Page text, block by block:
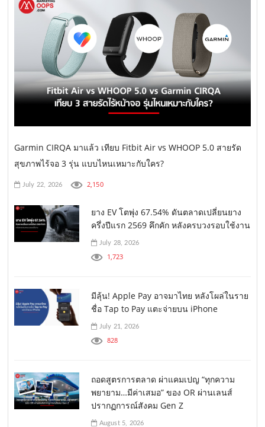
Garmin CIRQA มาแล้ว เทียบ Fitbit Air vs WHOOP 5.0 สายรัด
สุขภาพไร้จอ 3 รุ่น แบบไหนเหมาะกับใคร?
July 22, 2026 2,150
ยาง EV โตพุ่ง 67.54% ดันตลาดเปลี่ยนยาง
ครึ่งปีแรก 2569 คึกคัก หลังครบวงรอบใช้งาน
July 28, 2026
1,723
มีลุ้น! Apple Pay อาจมาไทย หลังโผล่ในราย
ชื่อ Tap to Pay แตะจ่ายบน iPhone
July 21, 2026
828
ถอดสูตรการตลาด ผ่าแคมเปญ “ทุกความ
พยายาม…มีค่าเสมอ” ของ OR ผ่านเลนส์
ปรากฏการณ์สังคม Gen Z
August 5, 2026